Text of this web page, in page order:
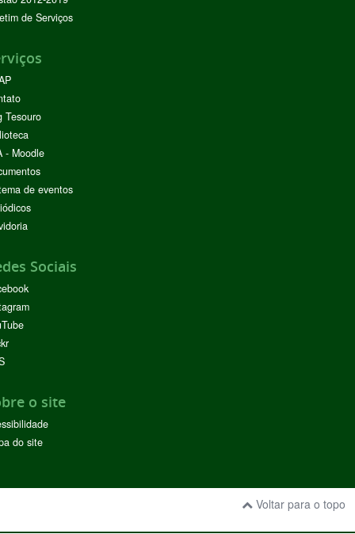
de Serviços
Tesouro
- Moodle
de eventos
Sociais
o site
do site
Voltar para o topo